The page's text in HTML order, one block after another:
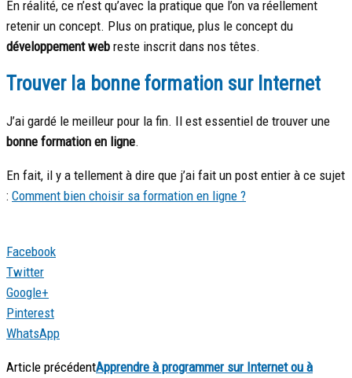
En réalité, ce n’est qu’avec la pratique que l’on va réellement
retenir un concept. Plus on pratique, plus le concept du
développement web reste inscrit dans nos têtes.
Trouver la bonne formation sur Internet
J’ai gardé le meilleur pour la fin. Il est essentiel de trouver une
bonne formation en ligne.
En fait, il y a tellement à dire que j’ai fait un post entier à ce sujet
: Comment bien choisir sa formation en ligne ?
Facebook
Twitter
Google+
Pinterest
WhatsApp
Article précédentApprendre à programmer sur Internet ou à